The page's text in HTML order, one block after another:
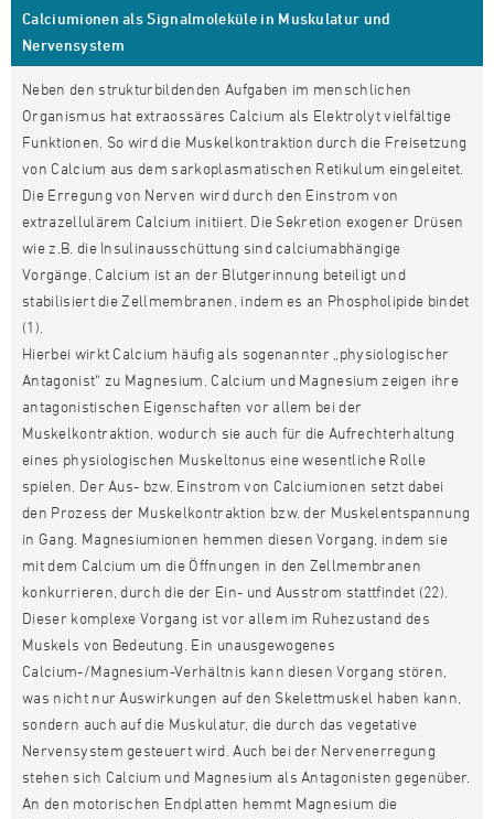
Calciumionen als Signalmoleküle in Muskulatur und
Nervensystem
Neben den strukturbildenden Aufgaben im menschlichen
Organismus hat extraossäres Calcium als Elektrolyt vielfältige
Funktionen. So wird die Muskelkontraktion durch die Freisetzung
von Calcium aus dem sarkoplasmatischen Retikulum eingeleitet.
Die Erregung von Nerven wird durch den Einstrom von
extrazellulärem Calcium initiiert. Die Sekretion exogener Drüsen
wie z.B. die Insulinausschüttung sind calciumabhängige
Vorgänge. Calcium ist an der Blutgerinnung beteiligt und
stabilisiert die Zellmembranen, indem es an Phospholipide bindet
(1).
Hierbei wirkt Calcium häufig als sogenannter „physiologischer
Antagonist“ zu Magnesium. Calcium und Magnesium zeigen ihre
antagonistischen Eigenschaften vor allem bei der
Muskelkontraktion, wodurch sie auch für die Aufrechterhaltung
eines physiologischen Muskeltonus eine wesentliche Rolle
spielen. Der Aus- bzw. Einstrom von Calciumionen setzt dabei
den Prozess der Muskelkontraktion bzw. der Muskelentspannung
in Gang. Magnesiumionen hemmen diesen Vorgang, indem sie
mit dem Calcium um die Öffnungen in den Zellmembranen
konkurrieren, durch die der Ein- und Ausstrom stattfindet (22).
Dieser komplexe Vorgang ist vor allem im Ruhezustand des
Muskels von Bedeutung. Ein unausgewogenes
Calcium-/Magnesium-Verhältnis kann diesen Vorgang stören,
was nicht nur Auswirkungen auf den Skelettmuskel haben kann,
sondern auch auf die Muskulatur, die durch das vegetative
Nervensystem gesteuert wird. Auch bei der Nervenerregung
stehen sich Calcium und Magnesium als Antagonisten gegenüber.
An den motorischen Endplatten hemmt Magnesium die